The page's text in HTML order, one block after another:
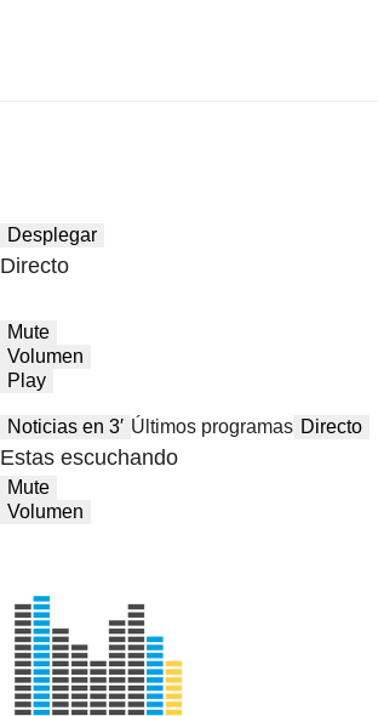
Desplegar
Directo
Mute
Volumen
Play
Noticias en 3′ Últimos programas Directo
Estas escuchando
Mute
Volumen